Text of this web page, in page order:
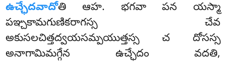
ఉచ్ఛేదవాదోతి ఆహ. భగవా పన యస్మా
పఞ్చకామగుణికరాగస్స చేవ
అకుసలచిత్తద్వయసమ్పయుత్తస్స చ దోసస్స
అనాగామిమగ్గేన ఉచ్ఛేదం వదతి,